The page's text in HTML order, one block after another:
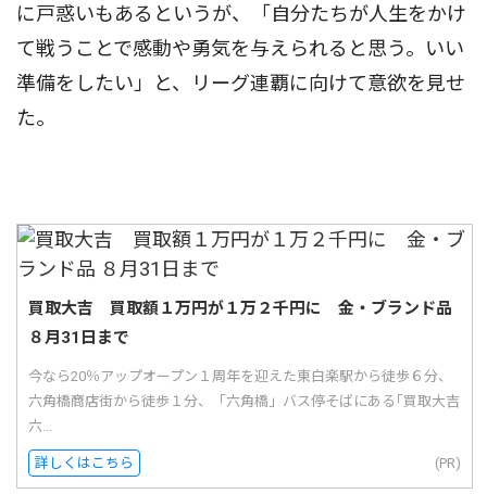
に戸惑いもあるというが、「自分たちが人生をかけ
て戦うことで感動や勇気を与えられると思う。いい
準備をしたい」と、リーグ連覇に向けて意欲を見せ
た。
買取大吉 買取額１万円が１万２千円に 金・ブランド品
８月31日まで
今なら20％アップオープン１周年を迎えた東白楽駅から徒歩６分、
六角橋商店街から徒歩１分、「六角橋」バス停そばにある｢買取大吉
六...
詳しくはこちら (PR)